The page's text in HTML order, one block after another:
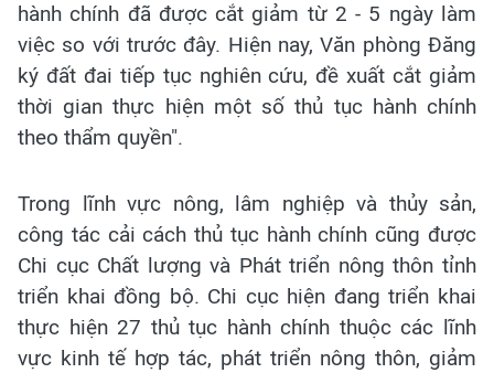
hành chính đã được cắt giảm từ 2 - 5 ngày làm
việc so với trước đây. Hiện nay, Văn phòng Đăng
ký đất đai tiếp tục nghiên cứu, đề xuất cắt giảm
thời gian thực hiện một số thủ tục hành chính
theo thẩm quyền".
Trong lĩnh vực nông, lâm nghiệp và thủy sản,
công tác cải cách thủ tục hành chính cũng được
Chi cục Chất lượng và Phát triển nông thôn tỉnh
triển khai đồng bộ. Chi cục hiện đang triển khai
thực hiện 27 thủ tục hành chính thuộc các lĩnh
vực kinh tế hợp tác, phát triển nông thôn, giảm